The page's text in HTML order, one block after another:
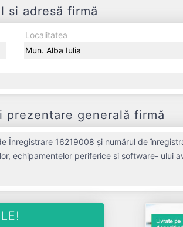
si adresă firmă
Localitatea
Mun. Alba Iulia
prezentare generală firmă
Înregistrare 16219008 și numărul de
echipamentelor periferice si software- ului